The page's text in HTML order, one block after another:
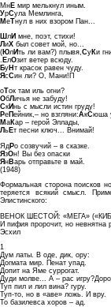
Мн Е мир мелькнул иным.
УрСула Мемлинга,
М еТнул в них взором Пан...
ШлИ мне, поэт, стихи!
ЛиХ был совет мой, но...
( ЮлИть ли вам?) плывя,СуКи
. ЕлОзит ветер всюду.
Бу Н т красок равен чуду.
ЯсСин ли? О, Мани!П
оТок там иль огни?
ОбЛичья не забуду!
СкИнь с мысли истин груду!
РеПейник,– но взгляни:АкСюша
М аКар – герой Эллады,
Ль Ет песни ключ... Внимай!
Яд Ро созвучий – в сказке.
ЯзОн! Вы без опаски
Ян Варь отправьте в май.
(1948)
Формальная сторона поисков
теряется всякий смысл.
Элистинского:
ВЕНОК ШЕСТОЙ: «МЕГА»
И пифия пророчит, но невнятна
Эсхил
1
Дум латы. В оде, дик, ору:
Догмата мир. Пенат упад.
Допит на Яме суррогат.
Дуди молве... А – рас
Туп пил и лил вина? гуру.
Туп-то, но в «аве» ложь. И вру.
То базилевса хоров – ад.